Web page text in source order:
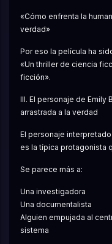
«Cómo enfrenta la
verdad»
Por eso la película ha
«Un thriller de ciencia
ficción».
III. El personaje de Emily
arrastrada a la verdad
El personaje
es la típica protagonista
Se parece más a:
Una investigadora
Una documentalista
Alguien empujada al
sistema